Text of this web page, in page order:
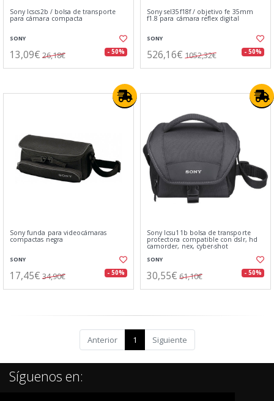
Sony lcscs2b / bolsa de transporte
para cámara compacta
SONY
13,09€ 26,18€ - 50%
Sony sel35f18f / objetivo fe 35mm
f1.8 para cámara reflex digital
SONY
526,16€ 1052,32€ - 50%
Sony funda para videocámaras
compactas negra
SONY
17,45€ 34,90€ - 50%
Sony lcsu11b bolsa de transporte
protectora compatible con dslr, hd
camorder, nex, cyber-shot
SONY
30,55€ 61,10€ - 50%
Anterior 1 Siguiente
Síguenos en: